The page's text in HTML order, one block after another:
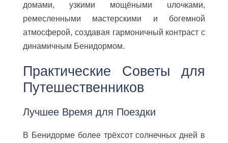
домами, узкими мощёными uлочками,
ремесленными мастерскими и богемной
атмосферой, создавая гармоничный контраст с
динамичным Бенидормом.
Практические Советы для
Путешественников
Лучшее Время для Поездки
В Бенидорме более трёхсот солнечных дней в